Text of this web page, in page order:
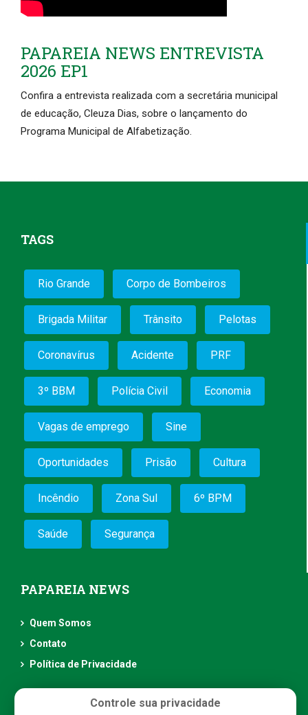
PAPAREIA NEWS ENTREVISTA
2026 EP1
Confira a entrevista realizada com a secretária municipal
de educação, Cleuza Dias, sobre o lançamento do
Programa Municipal de Alfabetização.
TAGS
Rio Grande Corpo de Bombeiros
Brigada Militar Trânsito Pelotas
Coronavírus Acidente PRF
3º BBM Polícia Civil Economia
Vagas de emprego Sine
Oportunidades Prisão Cultura
Incêndio Zona Sul 6º BPM
Saúde Segurança
PAPAREIA NEWS
Quem Somos
Contato
Política de Privacidade
Controle sua privacidade